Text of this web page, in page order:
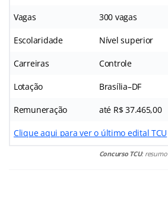
Vagas 300 vagas
Escolaridade Nível superior
Carreiras Controle
Lotação Brasília–DF
Remuneração até R$ 37.465,00
Clique aqui para ver o último edital TCU
Concurso TCU: resumo